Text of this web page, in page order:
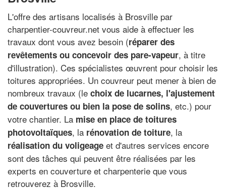
L'offre des artisans localisés à Brosville par
charpentier-couvreur.net vous aide à effectuer les
travaux dont vous avez besoin (réparer des
revêtements ou concevoir des pare-vapeur, à titre
d'illustration). Ces spécialistes œuvrent pour choisir les
toitures appropriées. Un couvreur peut mener à bien de
nombreux travaux (le choix de lucarnes, l'ajustement
de couvertures ou bien la pose de solins, etc.) pour
votre chantier. La mise en place de toitures
photovoltaïques, la rénovation de toiture, la
réalisation du voligeage et d'autres services encore
sont des tâches qui peuvent être réalisées par les
experts en couverture et charpenterie que vous
retrouverez à Brosville.